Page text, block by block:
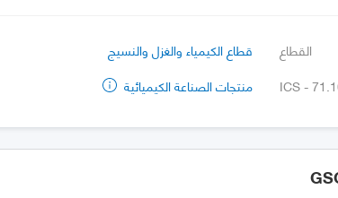
القطاع
قطاع الكيمياء والغزل والنسيج
ICS -
منتجات الصناعة الكيميائية